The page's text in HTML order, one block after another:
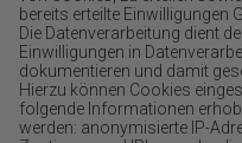
bereits erteilte Einwilligungen
Die Datenverarbeitung dient
Einwilligungen in
dokumentieren und damit
Hierzu können Cookies
folgende Informationen
werden: anonymisierte IP-